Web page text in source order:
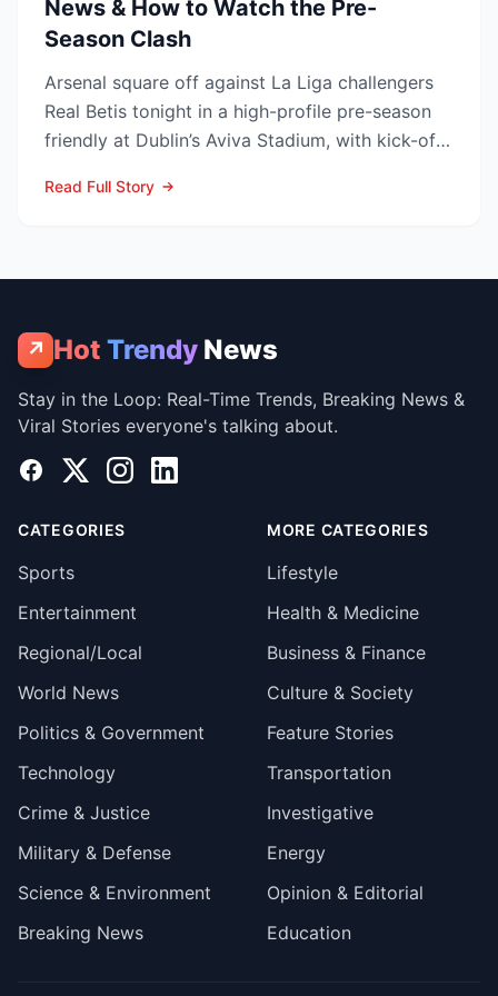
News & How to Watch the Pre-
Season Clash
Arsenal square off against La Liga challengers
Real Betis tonight in a high-profile pre-season
friendly at Dublin’s Aviva Stadium, with kick-off
Read Full Story
↗ Hot Trendy News
Stay in the Loop: Real-Time Trends, Breaking News &
Viral Stories everyone's talking about.
Facebook
X InstagramLinkedIn
CATEGORIES
Sports
Entertainment
Regional/Local
World News
Politics & Government
Technology
Crime & Justice
Military & Defense
Science & Environment
Breaking News
MORE CATEGORIES
Lifestyle
Health & Medicine
Business & Finance
Culture & Society
Feature Stories
Transportation
Investigative
Energy
Opinion & Editorial
Education